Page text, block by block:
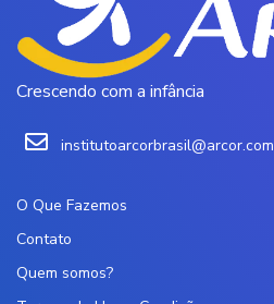
Crescendo com a infância
institutoarcorbrasil@arcor.com
O Que Fazemos
Contato
Quem somos?